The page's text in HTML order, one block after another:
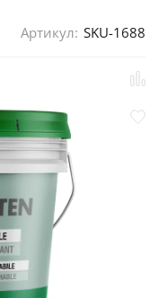
Артикул: SKU-1688